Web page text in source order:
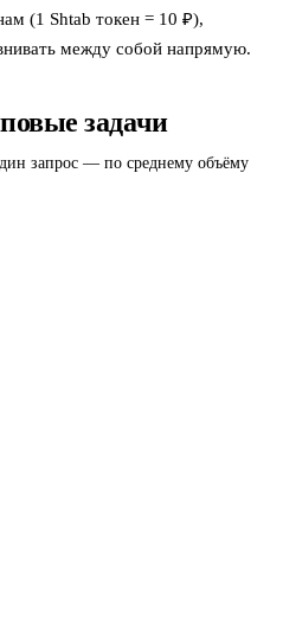
(1 Shtab токен = 10 ₽),
между собой напрямую.
задачи
запрос — по среднему объёму